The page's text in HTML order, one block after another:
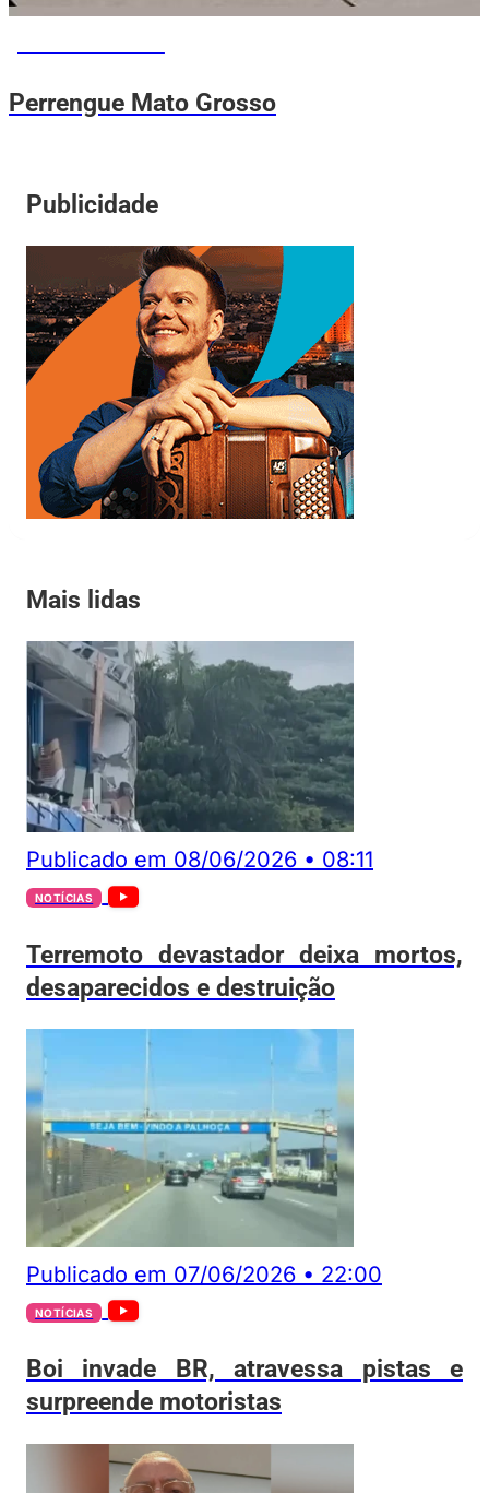
Perrengue Mato Grosso
Publicidade
Mais lidas
Publicado em 08/06/2026 • 08:11
NOTÍCIAS
Terremoto devastador deixa mortos,
desaparecidos e destruição
Publicado em 07/06/2026 • 22:00
NOTÍCIAS
Boi invade BR, atravessa pistas e
surpreende motoristas